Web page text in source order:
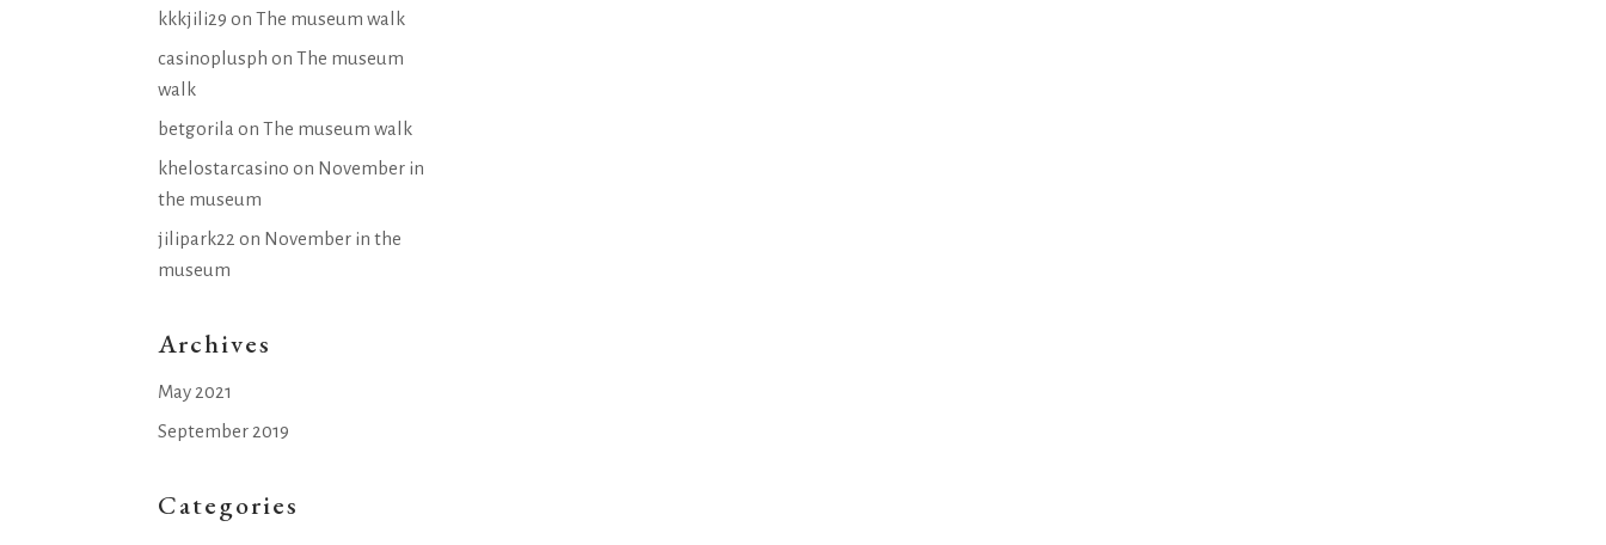
kkkjili29 on The museum walk
casinoplusph on The museum
walk
betgorila on The museum walk
khelostarcasino on November in
the museum
jilipark22 on November in the
museum
Archives
May 2021
September 2019
Categories